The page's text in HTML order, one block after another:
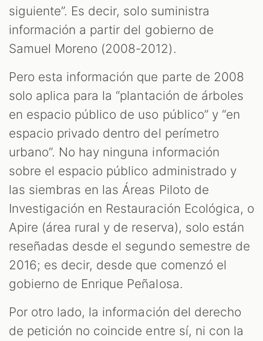
siguiente”. Es decir, solo suministra
información a partir del gobierno de
Samuel Moreno (2008-2012).
Pero esta información que parte de 2008
solo aplica para la “plantación de árboles
en espacio público de uso público” y “en
espacio privado dentro del perímetro
urbano”. No hay ninguna información
sobre el espacio público administrado y
las siembras en las Áreas Piloto de
Investigación en Restauración Ecológica, o
Apire (área rural y de reserva), solo están
reseñadas desde el segundo semestre de
2016; es decir, desde que comenzó el
gobierno de Enrique Peñalosa.
Por otro lado, la información del derecho
de petición no coincide entre sí, ni con la